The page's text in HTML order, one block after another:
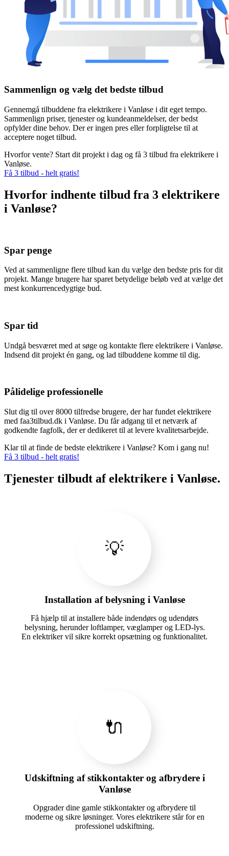
Sammenlign og vælg det bedste tilbud
Gennemgå tilbuddene fra elektrikere i Vanløse i dit eget tempo.
Sammenlign priser, tjenester og kundeanmeldelser, der bedst
opfylder dine behov. Der er ingen pres eller forpligtelse til at
acceptere noget tilbud.
Hvorfor vente? Start dit projekt i dag og få 3 tilbud fra elektrikere i
Vanløse.
Få 3 tilbud - helt gratis!
Hvorfor indhente tilbud fra 3 elektrikere
i Vanløse?
Spar penge
Ved at sammenligne flere tilbud kan du vælge den bedste pris for dit
projekt. Mange brugere har sparet betydelige beløb ved at vælge det
mest konkurrencedygtige bud.
Spar tid
Undgå besværet med at søge og kontakte flere elektrikere i Vanløse.
Indsend dit projekt én gang, og lad tilbuddene komme til dig.
Pålidelige professionelle
Slut dig til over 8000 tilfredse brugere, der har fundet elektrikere
med faa3tilbud.dk i Vanløse. Du får adgang til et netværk af
godkendte fagfolk, der er dedikeret til at levere kvalitetsarbejde.
Klar til at finde de bedste elektrikere i Vanløse? Kom i gang nu!
Få 3 tilbud - helt gratis!
Tjenester tilbudt af elektrikere i Vanløse.
💡
Installation af belysning i Vanløse
Få hjælp til at installere både indendørs og udendørs
belysning, herunder loftlamper, væglamper og LED-lys.
En elektriker vil sikre korrekt opsætning og funktionalitet.
🔌
Udskiftning af stikkontakter og afbrydere i
Vanløse
Opgrader dine gamle stikkontakter og afbrydere til
moderne og sikre løsninger. Vores elektrikere står for en
professionel udskiftning.